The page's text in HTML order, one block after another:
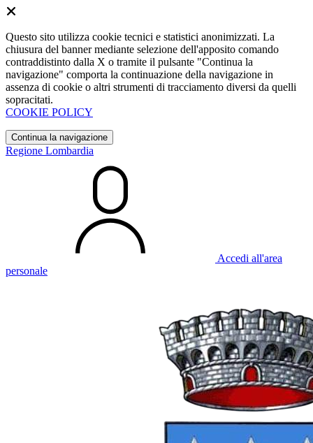
Questo sito utilizza cookie tecnici e statistici anonimizzati. La
chiusura del banner mediante selezione dell'apposito comando
contraddistinto dalla X o tramite il pulsante "Continua la
navigazione" comporta la continuazione della navigazione in
assenza di cookie o altri strumenti di tracciamento diversi da quelli
sopracitati.
COOKIE POLICY
Continua la navigazione
Regione Lombardia
Accedi all'area
personale